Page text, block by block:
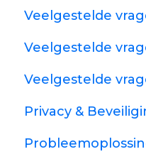
Veelgestelde
Veelgestelde
Veelgestelde
Privacy &